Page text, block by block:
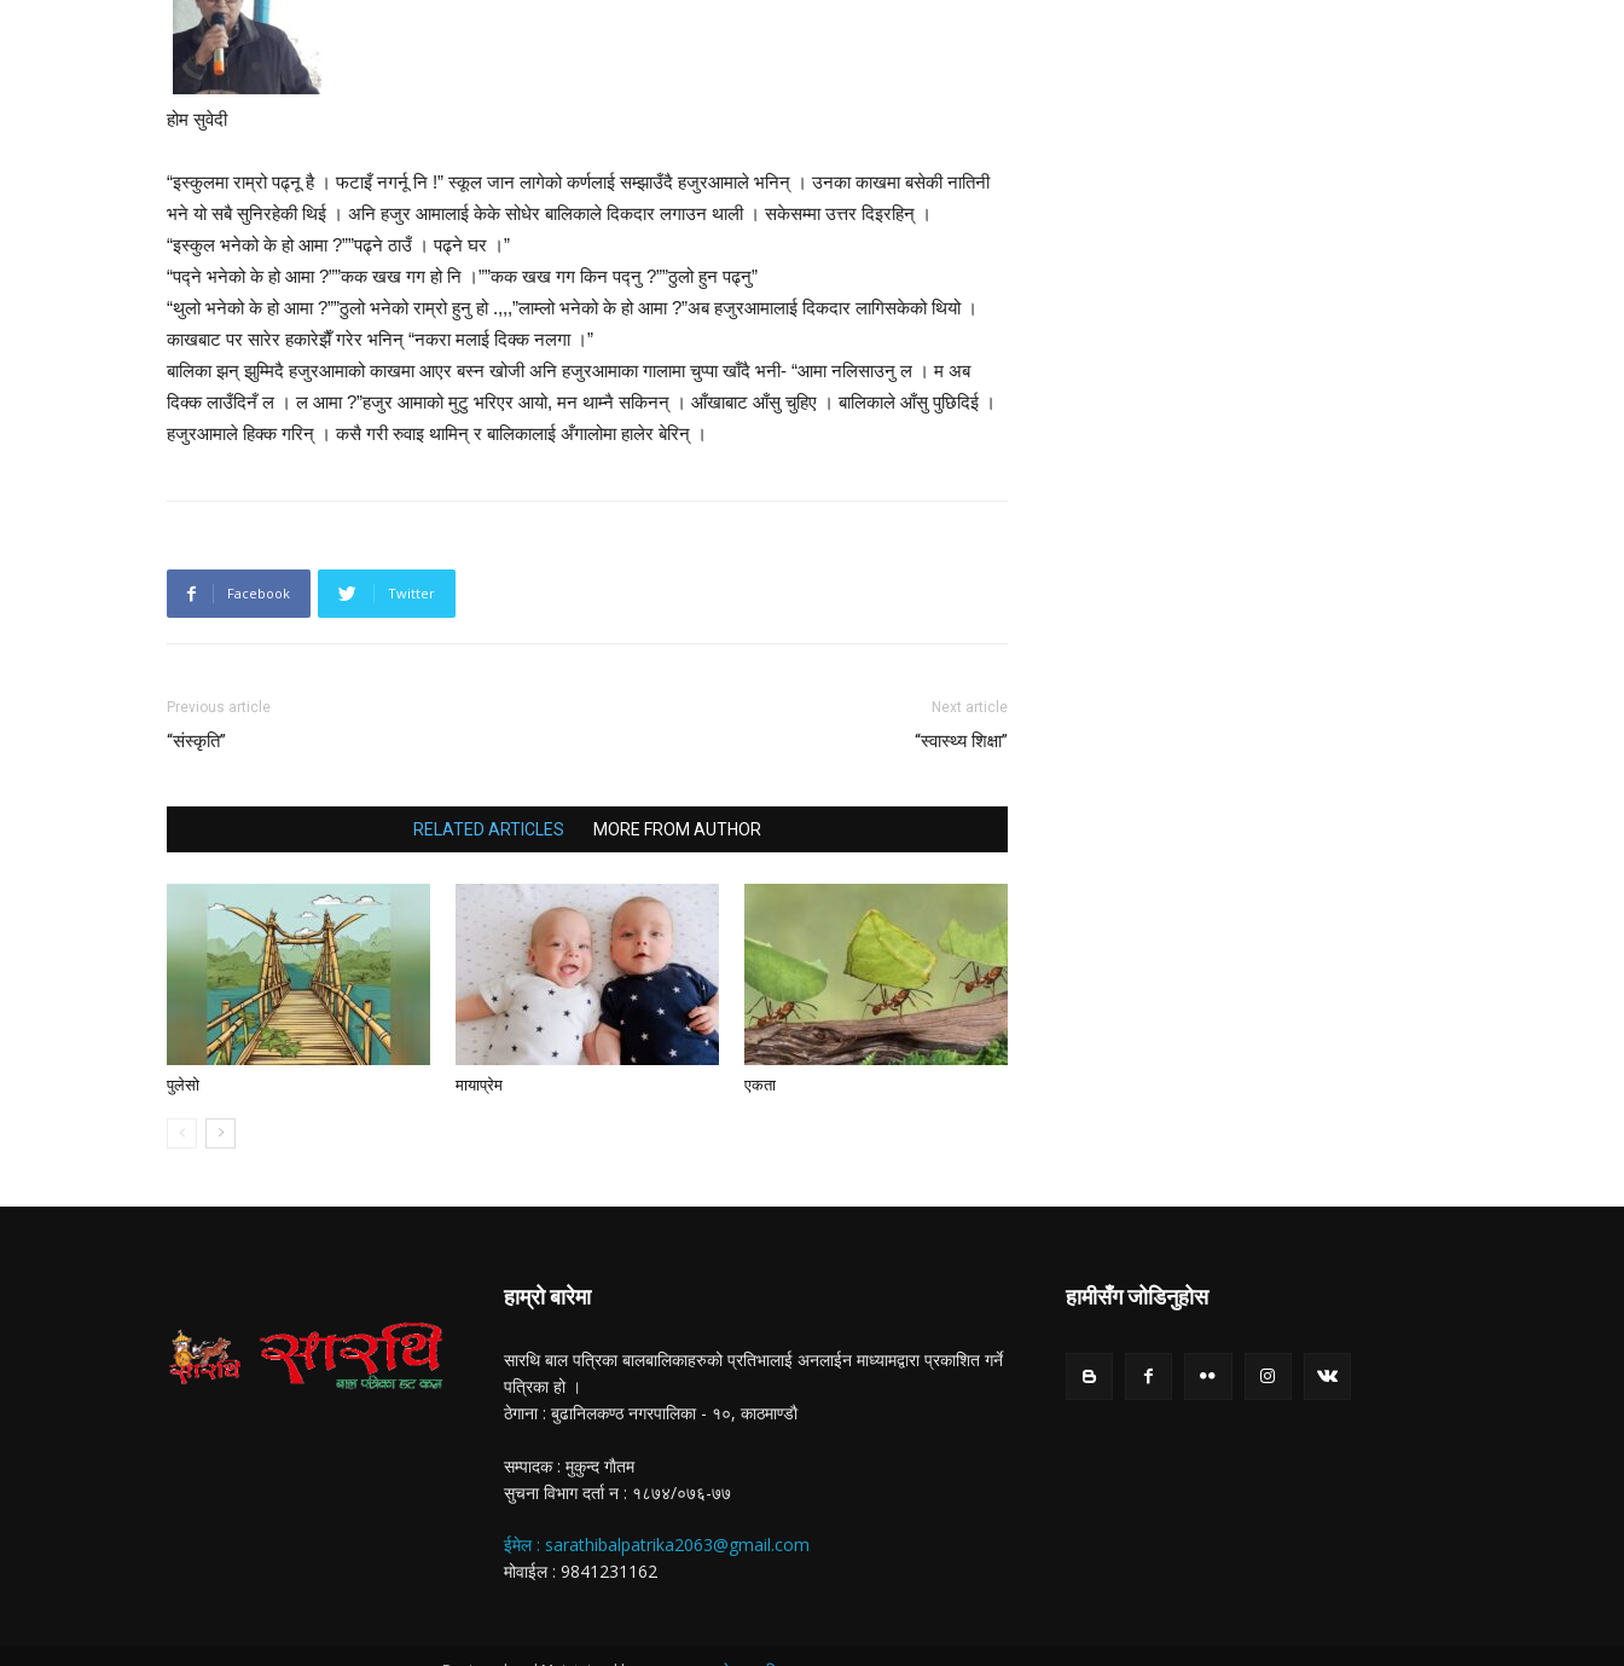
होम सुवेदी
“इस्कुलमा राम्रो पढ्नू है । फटाइँ नगर्नू नि !” स्कूल जान लागेको कर्णलाई सम्झाउँदै हजुरआमाले भनिन् । उनका काखमा बसेकी नातिनी
भने यो सबै सुनिरहेकी थिई । अनि हजुर आमालाई केके सोधेर बालिकाले दिकदार लगाउन थाली । सकेसम्मा उत्तर दिइरहिन् ।
“इस्कुल भनेको के हो आमा ?””पढ्ने ठाउँ । पढ्ने घर ।”
“पद्ने भनेको के हो आमा ?””कक खख गग हो नि ।””कक खख गग किन पद्नु ?””ठुलो हुन पढ्नु”
“थुलो भनेको के हो आमा ?””ठुलो भनेको राम्रो हुनु हो .,,,”लाम्लो भनेको के हो आमा ?”अब हजुरआमालाई दिकदार लागिसकेको थियो ।
काखबाट पर सारेर हकारेझैँ गरेर भनिन् “नकरा मलाई दिक्क नलगा ।”
बालिका झन् झुम्मिदै हजुरआमाको काखमा आएर बस्न खोजी अनि हजुरआमाका गालामा चुप्पा खाँदै भनी- “आमा नलिसाउनु ल । म अब
दिक्क लाउँदिनँ ल । ल आमा ?”हजुर आमाको मुटु भरिएर आयो, मन थाम्नै सकिनन् । आँखाबाट आँसु चुहिए । बालिकाले आँसु पुछिदिई ।
हजुरआमाले हिक्क गरिन् । कसै गरी रुवाइ थामिन् र बालिकालाई अँगालोमा हालेर बेरिन् ।
Facebook Twitter
Previous article
“संस्कृति”
Next article
“स्वास्थ्य शिक्षा”
RELATED ARTICLES MORE FROM AUTHOR
पुलेसो मायाप्रेम एकता
हाम्रो बारेमा
सारथि बाल पत्रिका बालबालिकाहरुको प्रतिभालाई अनलाईन माध्यामद्वारा प्रकाशित गर्ने
पत्रिका हो ।
ठेगाना : बुढानिलकण्ठ नगरपालिका - १०, काठमाण्डाै
सम्पादक : मुकुन्द गाैतम
सुचना विभाग दर्ता न‌ : १८७४/०७६-७७
ईमेल : sarathibalpatrika2063@gmail.com
मोवाईल : 9841231162
हामीसँग जोडिनुहोस